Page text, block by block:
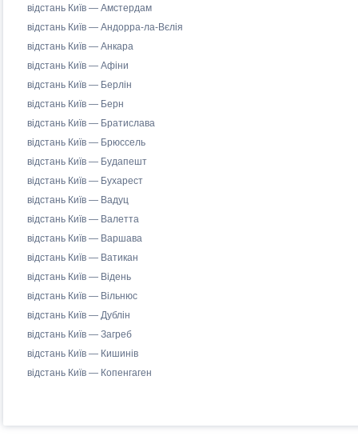
відстань Київ — Амстердам
відстань Київ — Андорра-ла-Вєлія
відстань Київ — Анкара
відстань Київ — Афіни
відстань Київ — Берлін
відстань Київ — Берн
відстань Київ — Братислава
відстань Київ — Брюссель
відстань Київ — Будапешт
відстань Київ — Бухарест
відстань Київ — Вадуц
відстань Київ — Валетта
відстань Київ — Варшава
відстань Київ — Ватикан
відстань Київ — Відень
відстань Київ — Вільнюс
відстань Київ — Дублін
відстань Київ — Загреб
відстань Київ — Кишинів
відстань Київ — Копенгаген